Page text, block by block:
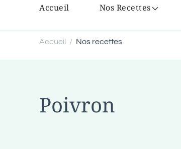
Accueil Nos Recettes
Accueil / Nos recettes
Poivron